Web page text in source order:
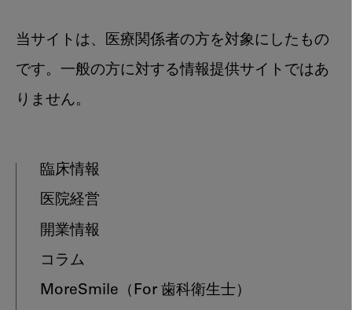
当サイトは、医療関係者の方を対象にしたもの
です。一般の方に対する情報提供サイトではあ
りません。
臨床情報
医院経営
開業情報
コラム
MoreSmile （For 歯科衛生士）